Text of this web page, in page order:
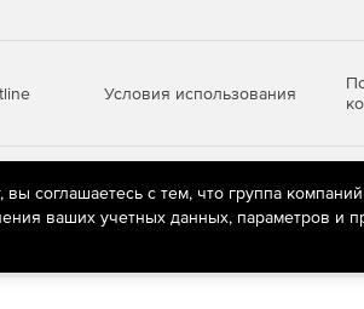
Условия использования
технологии(информационные
сети «Интернет»,
соглашаетесь с тем, что группа
ваших учетных данных, параметров и